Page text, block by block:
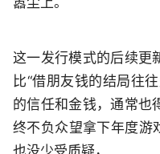
这一发行模式的后续更
比“借朋友钱的结局往
的信任和金钱，通常也
终不负众望拿下年度游